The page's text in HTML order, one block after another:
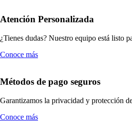
Atención Personalizada
¿Tienes dudas? Nuestro equipo está listo
Conoce más
Métodos de pago seguros
Garantizamos la privacidad y protección
Conoce más